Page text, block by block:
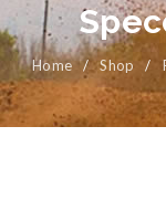
Home / Shop /